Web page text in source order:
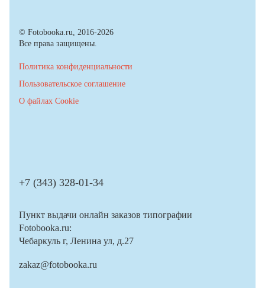
© Fotobooka.ru, 2016-2026
Все права защищены.
Политика конфиденциальности
Пользовательское соглашение
О файлах Cookie
+7 (343) 328-01-34
Пункт выдачи онлайн заказов типографии
Fotobooka.ru:
Чебаркуль г, Ленина ул, д.27
zakaz@fotobooka.ru